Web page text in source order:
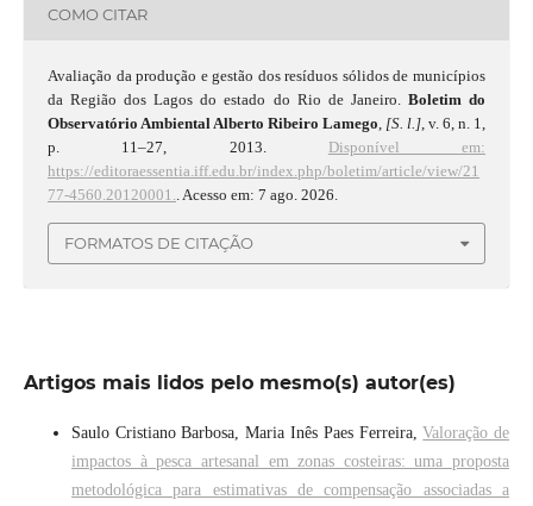
COMO CITAR
Avaliação da produção e gestão dos resíduos sólidos de municípios
da Região dos Lagos do estado do Rio de Janeiro. Boletim do
Observatório Ambiental Alberto Ribeiro Lamego, [S. l.], v. 6, n. 1,
p. 11–27, 2013. Disponível em:
https://editoraessentia.iff.edu.br/index.php/boletim/article/view/21
77-4560.20120001.. Acesso em: 7 ago. 2026.
FORMATOS DE CITAÇÃO
Artigos mais lidos pelo mesmo(s) autor(es)
Saulo Cristiano Barbosa, Maria Inês Paes Ferreira,Valoração de
impactos à pesca artesanal em zonas costeiras: uma proposta
metodológica para estimativas de compensação associadas a